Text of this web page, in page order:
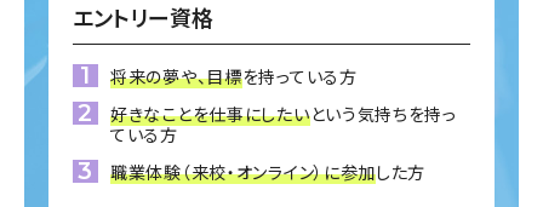
エントリー資格
将来の夢や、目標を持っている方
好きなことを仕事にしたいという気持ちを持っ
ている方
職業体験（来校・オンライン）に参加した方